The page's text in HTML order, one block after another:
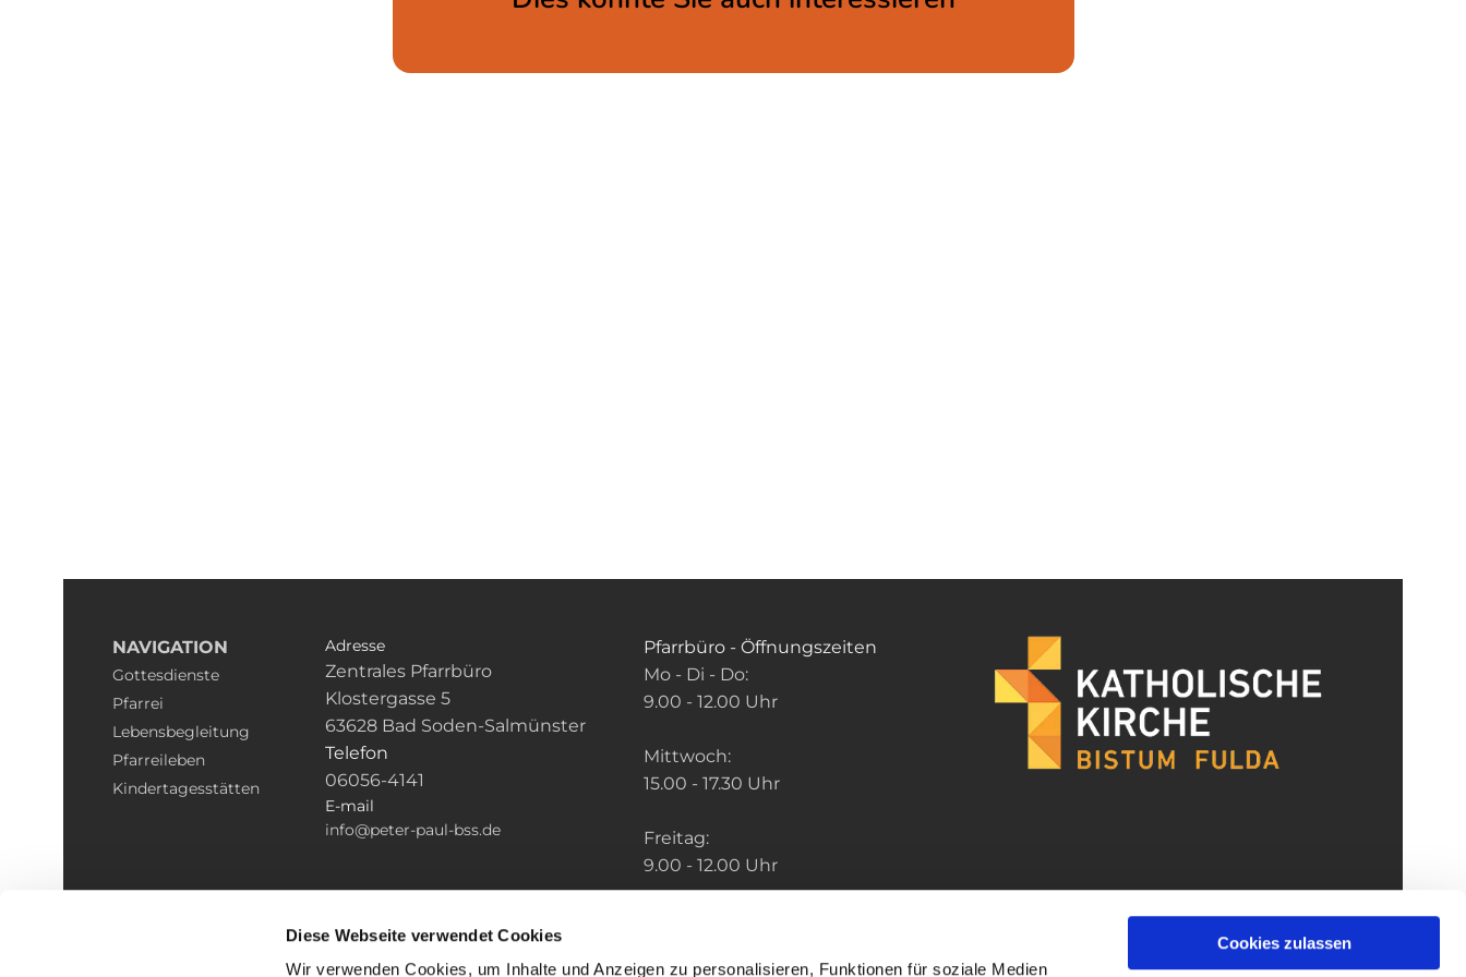
Diese Webseite verwendet Cookies
Wir verwenden Cookies, um Inhalte und Anzeigen zu personalisieren, Funktionen für soziale Medien
Cookies zulassen
NAVIGATION
Gottesdienste
Pfarrei
Lebensbegleitung
Pfarreileben
Kindertagesstätten
Adresse
Zentrales Pfarrbüro
Klostergasse 5
63628 Bad Soden-Salmünster
Telefon
06056-4141
E-mail
info@peter-paul-bss.de
Pfarrbüro - Öffnungszeiten
Mo - Di - Do:
9.00 - 12.00 Uhr
Mittwoch:
15.00 - 17.30 Uhr
Freitag:
9.00 - 12.00 Uhr